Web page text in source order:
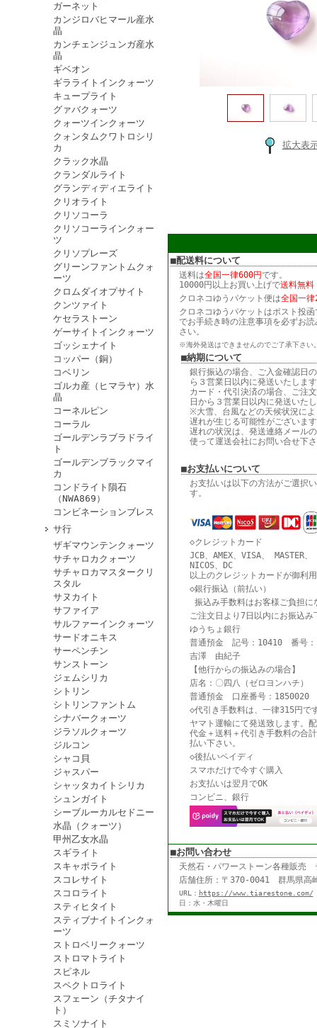
ガーネット
カンジロバヒマール産水
晶
カンチェンジュンガ産水
晶
ギベオン
ギラライトインクォーツ
キュープライト
グァバクォーツ
クォーツインクォーツ
クォンタムクワトロシリ
カ
クラック水晶
クランダルライト
グランディディエライト
クリオライト
クリソコーラ
クリソコーラインクォー
ツ
クリソプレーズ
グリーンファントムクォ
ーツ
クロムダイオプサイト
クンツァイト
ケセラストーン
ゲーサイトインクォーツ
ゴッシェナイト
コッパー（銅）
コベリン
ゴルカ産（ヒマラヤ）水
晶
コーネルピン
コーラル
ゴールデンラブラドライ
ト
ゴールデンブラックマイ
カ
コンドライト隕石
（NWA869）
コンビネーションブレス
サ行
ザギマウンテンクォーツ
サチャロカクォーツ
サチャロカマスタークリ
スタル
サヌカイト
サファイア
サルファーインクォーツ
サードオニキス
サーペンチン
サンストーン
ジェムシリカ
シトリン
シトリンファントム
シナバークォーツ
ジラソルクォーツ
ジルコン
シャコ貝
ジャスパー
シャッタカイトシリカ
シュンガイト
シーブルーカルセドニー
水晶（クォーツ）
甲州乙女水晶
スギライト
スキャポライト
スコレサイト
スコロライト
スティヒタイト
スティブナイトインクォ
ーツ
ストロベリークォーツ
ストロマトライト
スピネル
スペクトロライト
スフェーン（チタナイ
ト）
スミソナイト
拡大表
■配送料について
送料は全国一律600円です。
10000円以上お買い上げで送料無料
クロネコゆうパケット便は全国一律
クロネコゆうパケットはポスト投
でお手続き時の注意事項を必ずお
さい。
※海外発送はできませんのでご了承下さい
■納期について
銀行振込の場合、ご入金確認日
ら３営業日以内に発送いたしま
カード・代引決済の場合、ご注
日から３営業日以内に発送いた
※大雪、台風などの天候状況に
遅れが生じる可能性がございま
遅れの状況は、発送連絡メール
使って運送会社にお問い合せ下
■お支払いについて
お支払いは以下の方法がご選択
す。
◇クレジットカード
JCB、AMEX、VISA、 MASTER
NICOS、DC
以上のクレジットカードが御利
◇銀行振込（前払い）
振込み手数料はお客様ご負担に
ご注文日より7日以内にお振込み
ゆうちょ銀行
普通預金 記号：10410 番号：
吉澤 由紀子
【他行からの振込みの場合】
店名：〇四八（ゼロヨンハチ）
普通預金 口座番号：1850020
◇代引き手数料は、一律315円で
ヤマト運輸にて発送致します。
代金＋送料＋代引き手数料の合
払い下さい。
◇後払いペイディ
スマホだけで今すぐ購入
お支払いは翌月でOK
コンビニ、銀行
■お問い合わせ
天然石・パワーストーン各種販
店舗住所：〒370-0041 群馬
URL： https://www.tiarestone.com/
日：水・木曜日